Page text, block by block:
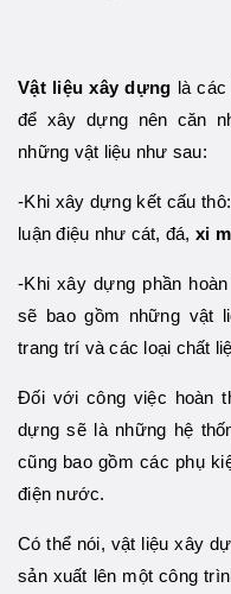
Vật liệu xây dựng là
để xây dựng nên căn
những vật liệu như sau:
-Khi xây dựng kết cấu
luận điệu như cát, đá, xi
-Khi xây dựng phần hoàn
sẽ bao gồm những vật
trang trí và các loại chất
Đối với công việc hoàn
dựng sẽ là những hệ
cũng bao gồm các phụ
điện nước.
Có thể nói, vật liệu xây
sản xuất lên một công